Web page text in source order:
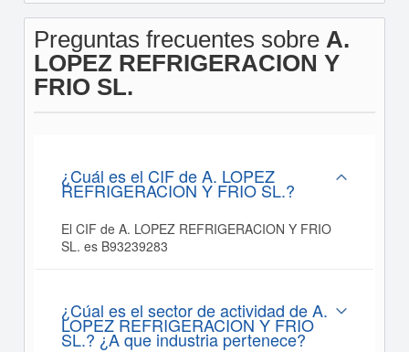
Preguntas frecuentes sobre A.
LOPEZ REFRIGERACION Y
FRIO SL.
¿Cuál es el CIF de A. LOPEZ
REFRIGERACION Y FRIO SL.?
El CIF de A. LOPEZ REFRIGERACION Y FRIO
SL. es B93239283
¿Cúal es el sector de actividad de A.
LOPEZ REFRIGERACION Y FRIO
SL.? ¿A que industria pertenece?